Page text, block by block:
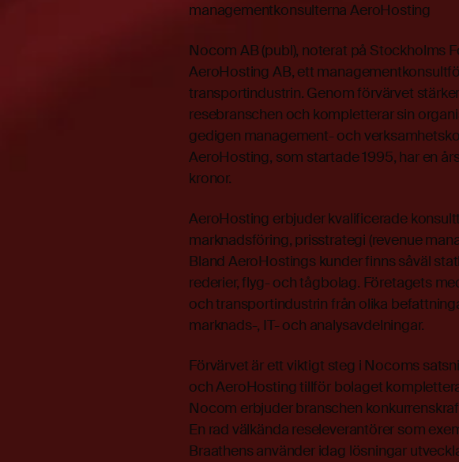
managementkonsulterna AeroHosting
Nocom AB (publ), noterat på Stockholms
AeroHosting AB, ett
transportindustrin. Genom förvärvet
resebranschen och kompletterar sin
gedigen management- och
AeroHosting, som startade 1995, har en
kronor.
AeroHosting erbjuder kvalificerade
marknadsföring, prisstrategi (revenue
Bland AeroHostings kunder finns såväl
rederier, flyg- och tågbolag. Företagets
och transportindustrin från olika
marknads-, IT- och analysavdelningar.
Förvärvet är ett viktigt steg i Nocoms
och AeroHosting tillför bolaget
Nocom erbjuder branschen
En rad välkända reseleverantörer som
Braathens använder idag lösningar